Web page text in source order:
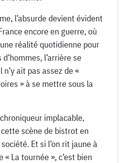
l’absurde devient évident
encore en guerre, où
réalité quotidienne pour
l’arrière se
n’y ait pas assez de «
» à se mettre sous la
implacable,
scène de bistrot en
Et si l’on rit jaune à
« La tournée », c’est bien